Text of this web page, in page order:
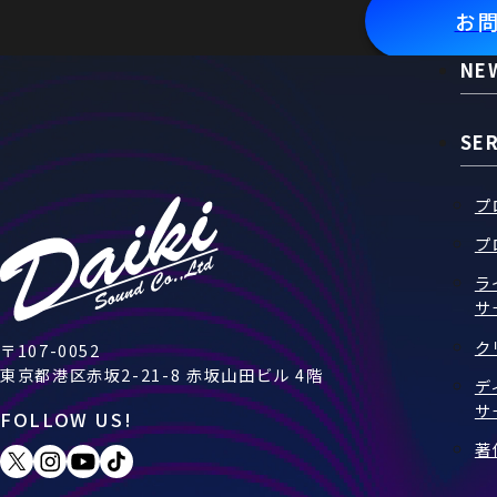
お
〒107-0052
東京都港区赤坂2-21-8 赤坂山田ビル 4階
FOLLOW US!
サ
サ
著